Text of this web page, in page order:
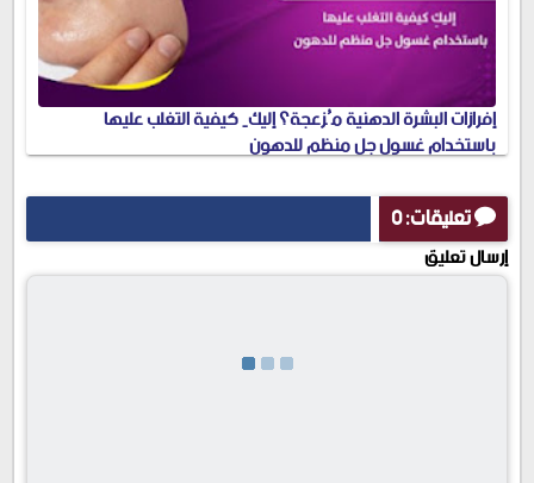
إفرازات البشرة الدهنية مُزعجة؟ إليكِ كيفية التغلب عليها
باستخدام غسول جل منظم للدهون
تعليقات: 0
إرسال تعليق